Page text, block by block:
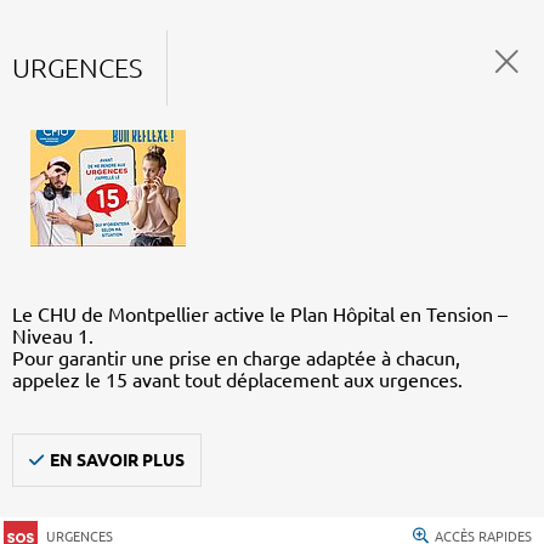
URGENCES
Le CHU de Montpellier active le Plan Hôpital en Tension –
Niveau 1.
Pour garantir une prise en charge adaptée à chacun,
appelez le 15 avant tout déplacement aux urgences.
EN SAVOIR PLUS
URGENCES ACCÈS RAPIDES